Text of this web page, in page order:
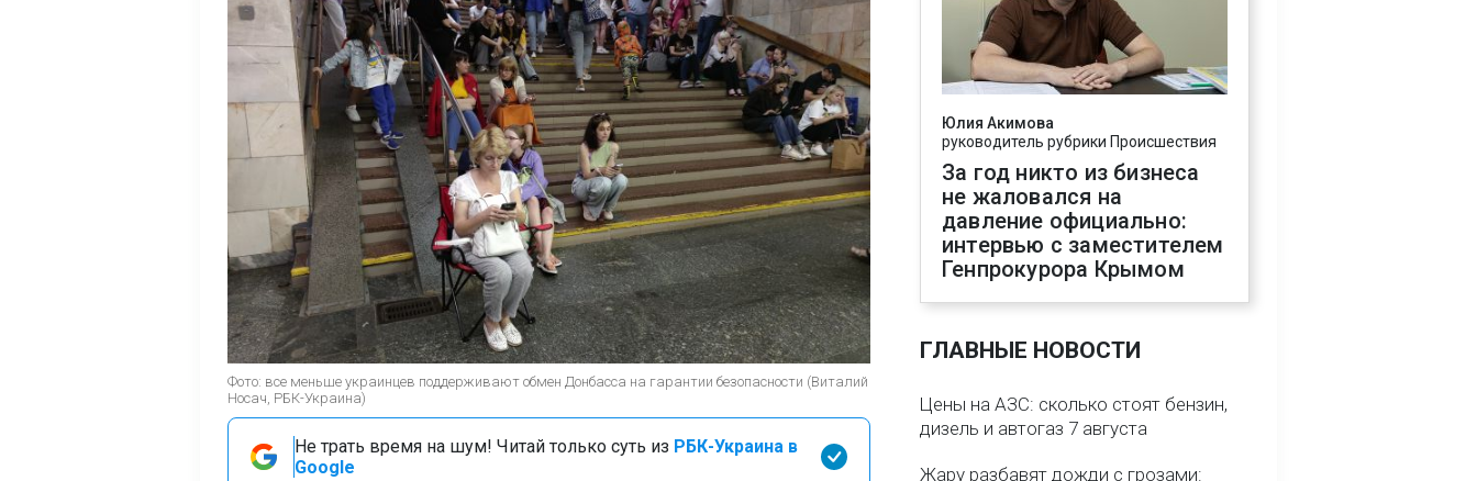
Фото: все меньше украинцев поддерживают обмен Донбасса на гарантии безопасности (Виталий
Носач, РБК-Украина)
Не трать время на шум! Читай только суть из РБК-Украина в
Google
Юлия Акимова
руководитель рубрики Происшествия
За год никто из бизнеса
не жаловался на
давление официально:
интервью с заместителем
Генпрокурора Крымом
ГЛАВНЫЕ НОВОСТИ
Цены на АЗС: сколько стоят бензин,
дизель и автогаз 7 августа
Жару разбавят дожди с грозами: